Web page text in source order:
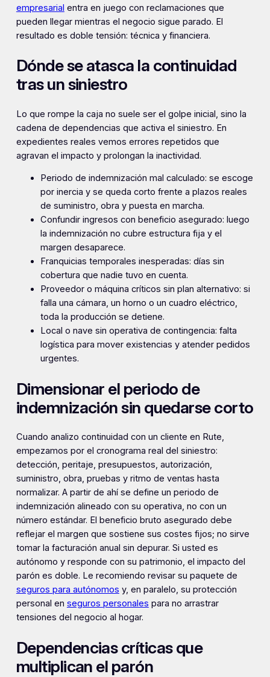
empresarial entra en juego con reclamaciones que
pueden llegar mientras el negocio sigue parado. El
resultado es doble tensión: técnica y financiera.
Dónde se atasca la continuidad
tras un siniestro
Lo que rompe la caja no suele ser el golpe inicial, sino la
cadena de dependencias que activa el siniestro. En
expedientes reales vemos errores repetidos que
agravan el impacto y prolongan la inactividad.
Periodo de indemnización mal calculado: se escoge
por inercia y se queda corto frente a plazos reales
de suministro, obra y puesta en marcha.
Confundir ingresos con beneficio asegurado: luego
la indemnización no cubre estructura fija y el
margen desaparece.
Franquicias temporales inesperadas: días sin
cobertura que nadie tuvo en cuenta.
Proveedor o máquina críticos sin plan alternativo: si
falla una cámara, un horno o un cuadro eléctrico,
toda la producción se detiene.
Local o nave sin operativa de contingencia: falta
logística para mover existencias y atender pedidos
urgentes.
Dimensionar el periodo de
indemnización sin quedarse corto
Cuando analizo continuidad con un cliente en Rute,
empezamos por el cronograma real del siniestro:
detección, peritaje, presupuestos, autorización,
suministro, obra, pruebas y ritmo de ventas hasta
normalizar. A partir de ahí se define un periodo de
indemnización alineado con su operativa, no con un
número estándar. El beneficio bruto asegurado debe
reflejar el margen que sostiene sus costes fijos; no sirve
tomar la facturación anual sin depurar. Si usted es
autónomo y responde con su patrimonio, el impacto del
parón es doble. Le recomiendo revisar su paquete de
seguros para autónomos y, en paralelo, su protección
personal en seguros personales para no arrastrar
tensiones del negocio al hogar.
Dependencias críticas que
multiplican el parón